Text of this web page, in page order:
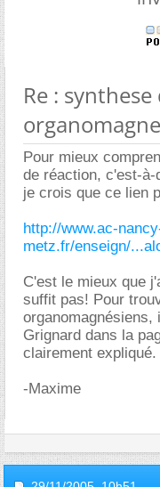
Re :
Pour mieux
de réaction, c'est-
je crois que ce lien
http://www.ac-
metz.fr/enseign/
C'est le mieux que
suffit pas! Pour
Grignard dans la
clairement
-Maxime